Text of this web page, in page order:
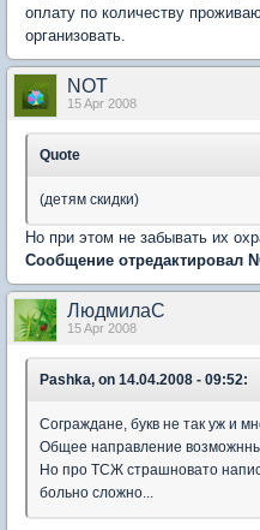
оплату по количеству
организовать.
NOT
15 Apr 2008
Quote
(детям скидки)
Но при этом не забывать их
Сообщение отредактировал
ЛюдмилаС
15 Apr 2008
Pashka, on 14.04.2008 - 09:52:
Сограждане, букв не так уж и
Общее направление
Но про ТСЖ страшновато
больно сложно...